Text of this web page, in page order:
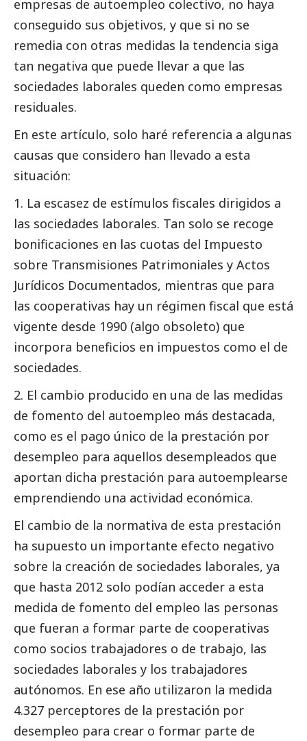
empresas de autoempleo colectivo, no haya
conseguido sus objetivos, y que si no se
remedia con otras medidas la tendencia siga
tan negativa que puede llevar a que las
sociedades laborales queden como empresas
residuales.
En este artículo, solo haré referencia a algunas
causas que considero han llevado a esta
situación:
1. La escasez de estímulos fiscales dirigidos a
las sociedades laborales. Tan solo se recoge
bonificaciones en las cuotas del Impuesto
sobre Transmisiones Patrimoniales y Actos
Jurídicos Documentados, mientras que para
las cooperativas hay un régimen fiscal que está
vigente desde 1990 (algo obsoleto) que
incorpora beneficios en impuestos como el de
sociedades.
2. El cambio producido en una de las medidas
de fomento del autoempleo más destacada,
como es el pago único de la prestación por
desempleo para aquellos desempleados que
aportan dicha prestación para autoemplearse
emprendiendo una actividad económica.
El cambio de la normativa de esta prestación
ha supuesto un importante efecto negativo
sobre la creación de sociedades laborales, ya
que hasta 2012 solo podían acceder a esta
medida de fomento del empleo las personas
que fueran a formar parte de cooperativas
como socios trabajadores o de trabajo, las
sociedades laborales y los trabajadores
autónomos. En ese año utilizaron la medida
4.327 perceptores de la prestación por
desempleo para crear o formar parte de